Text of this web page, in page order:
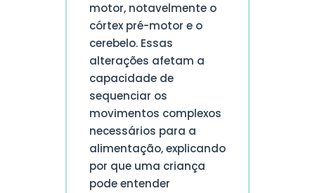
motor, notavelmente o
córtex pré-motor e o
cerebelo. Essas
alterações afetam a
capacidade de
sequenciar os
movimentos complexos
necessários para a
alimentação, explicando
por que uma criança
pode entender